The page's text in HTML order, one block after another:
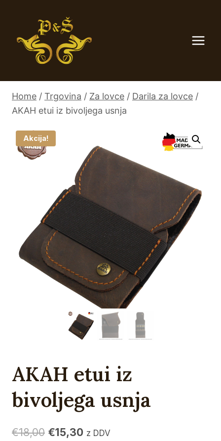
Home / Trgovina / Za lovce / Darila za lovce /
AKAH etui iz bivoljega usnja
Akcija!
AKAH etui iz
bivoljega usnja
€18,00 Izvirna
€15,30 Trenutna
z DDV